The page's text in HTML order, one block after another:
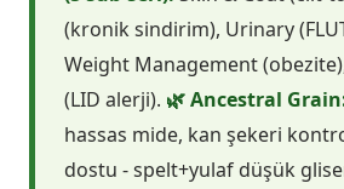
(kronik sindirim), Urinary
Weight Management
(LID alerji). 🌿 Ancestral
hassas mide, kan şekeri
dostu - spelt+yulaf düşük